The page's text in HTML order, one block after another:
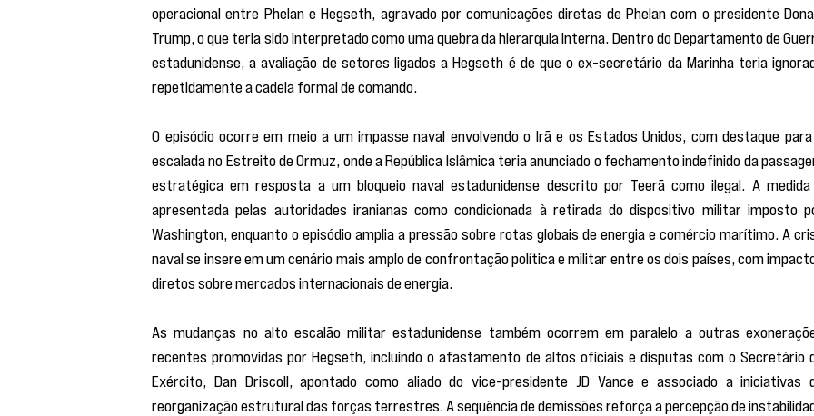
operacional entre Phelan e Hegseth, agravado por comunicações diretas de Phelan com o presidente
Trump, o que teria sido interpretado como uma quebra da hierarquia interna. Dentro do Departamento de
estadunidense, a avaliação de setores ligados a Hegseth é de que o ex-secretário da Marinha teria
repetidamente a cadeia formal de comando.
O episódio ocorre em meio a um impasse naval envolvendo o Irã e os Estados Unidos, com destaque
escalada no Estreito de Ormuz, onde a República Islâmica teria anunciado o fechamento indefinido da
estratégica em resposta a um bloqueio naval estadunidense descrito por Teerã como ilegal. A
apresentada pelas autoridades iranianas como condicionada à retirada do dispositivo militar imposto
Washington, enquanto o episódio amplia a pressão sobre rotas globais de energia e comércio marítimo. A
naval se insere em um cenário mais amplo de confrontação política e militar entre os dois países, com
diretos sobre mercados internacionais de energia.
As mudanças no alto escalão militar estadunidense também ocorrem em paralelo a outras
recentes promovidas por Hegseth, incluindo o afastamento de altos oficiais e disputas com o Secretário
Exército, Dan Driscoll, apontado como aliado do vice-presidente JD Vance e associado a iniciativas
reorganização estrutural das forças terrestres. A sequência de demissões reforça a percepção de